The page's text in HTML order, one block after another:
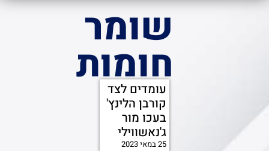
שומר
חומות
עומדים לצד
קורבן הלינץ'
בעכו מור
ג'נאשווילי
25 במאי 2023